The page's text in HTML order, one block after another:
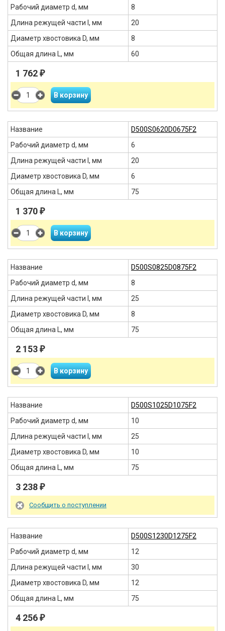
Рабочий диаметр d, мм
8
Длина режущей части l, мм
20
Диаметр хвостовика D, мм
8
Общая длина L, мм
60
1 762 ₽
Название
D500S0620D0675F2
Рабочий диаметр d, мм
6
Длина режущей части l, мм
20
Диаметр хвостовика D, мм
6
Общая длина L, мм
75
1 370 ₽
Название
D500S0825D0875F2
Рабочий диаметр d, мм
8
Длина режущей части l, мм
25
Диаметр хвостовика D, мм
8
Общая длина L, мм
75
2 153 ₽
Название
D500S1025D1075F2
Рабочий диаметр d, мм
10
Длина режущей части l, мм
25
Диаметр хвостовика D, мм
10
Общая длина L, мм
75
3 238 ₽
Сообщить о поступлении
Название
D500S1230D1275F2
Рабочий диаметр d, мм
12
Длина режущей части l, мм
30
Диаметр хвостовика D, мм
12
Общая длина L, мм
75
4 256 ₽